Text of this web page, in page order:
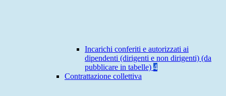
Incarichi conferiti e autorizzati ai
dipendenti (dirigenti e non dirigenti) (da
pubblicare in tabelle) 4
Contrattazione collettiva